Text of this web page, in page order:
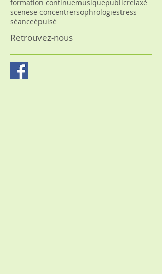
formation continuemusiquepublicrelaxé
scenese concentrersophrologiestress
séanceépuisé
Retrouvez-nous